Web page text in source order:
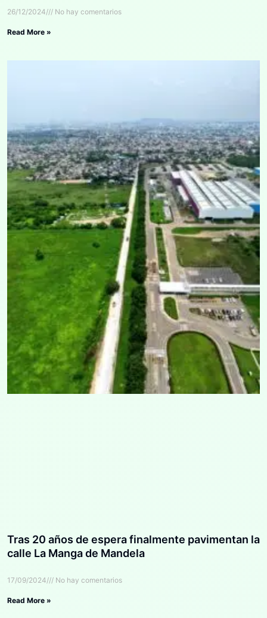
26/12/2024 No hay comentarios
Read More »
Tras 20 años de espera finalmente pavimentan la
calle La Manga de Mandela
17/09/2024 No hay comentarios
Read More »